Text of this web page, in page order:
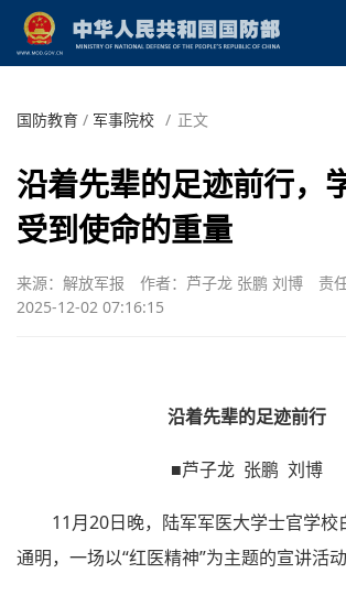
国防教育 / 军事院校 / 正文
沿着先辈的足迹前行，
受到使命的重量
来源：解放军报 作者：芦子龙 张鹏 刘博
责
2025-12-02 07:16:15
沿着先辈的足迹前行
■芦子龙 张鹏 刘博
11月20日晚，陆军军医大学士官学校
通明，一场以“红医精神”为主题的宣讲活动